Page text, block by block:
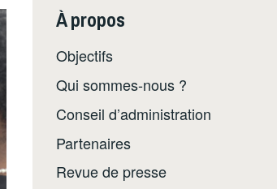
À propos
Objectifs
Qui sommes-nous ?
Conseil d’administration
Partenaires
Revue de presse